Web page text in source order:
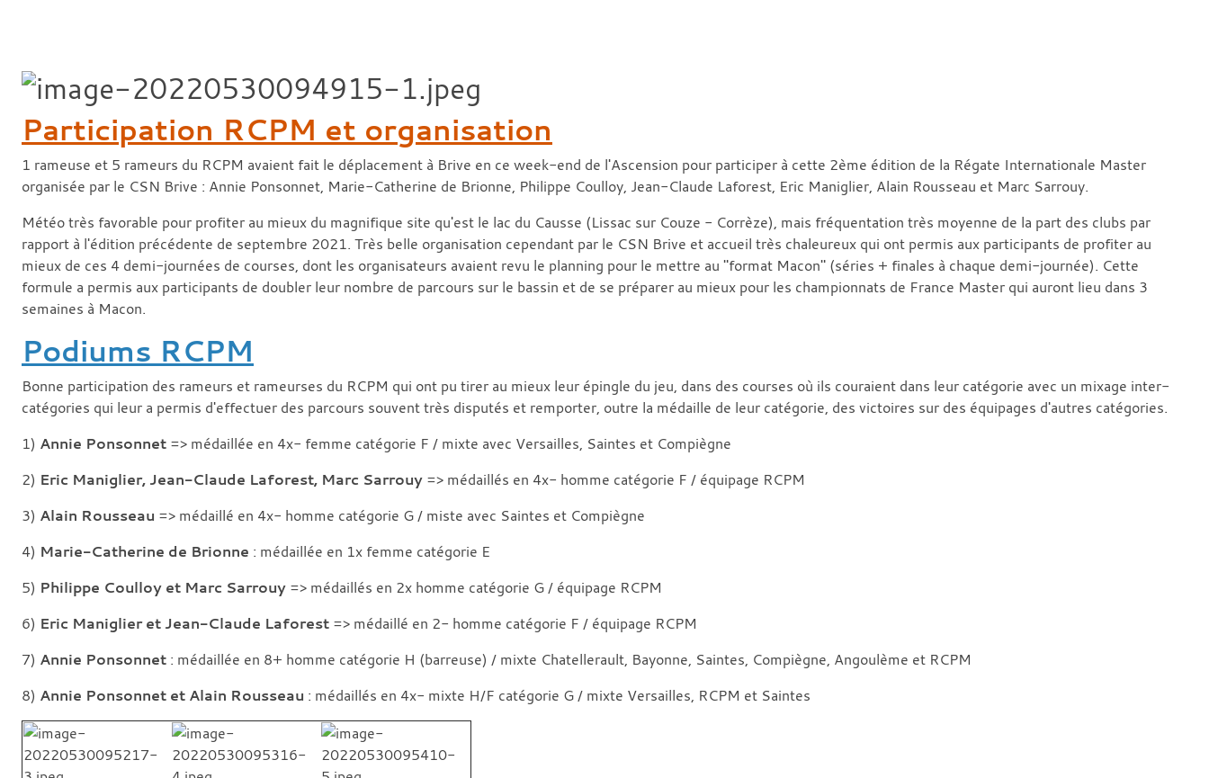
Participation RCPM et organisation
1 rameuse et 5 rameurs du RCPM avaient fait le déplacement à Brive en ce week-end de l'Ascension pour participer à cette 2ème édition de la Régate Internationale Master
organisée par le CSN Brive : Annie Ponsonnet, Marie-Catherine de Brionne, Philippe Coulloy, Jean-Claude Laforest, Eric Maniglier, Alain Rousseau et Marc Sarrouy.
Météo très favorable pour profiter au mieux du magnifique site qu'est le lac du Causse (Lissac sur Couze - Corrèze), mais fréquentation très moyenne de la part des clubs par
rapport à l'édition précédente de septembre 2021. Très belle organisation cependant par le CSN Brive et accueil très chaleureux qui ont permis aux participants de profiter au
mieux de ces 4 demi-journées de courses, dont les organisateurs avaient revu le planning pour le mettre au "format Macon" (séries + finales à chaque demi-journée). Cette
formule a permis aux participants de doubler leur nombre de parcours sur le bassin et de se préparer au mieux pour les championnats de France Master qui auront lieu dans 3
semaines à Macon.
Podiums RCPM
Bonne participation des rameurs et rameurses du RCPM qui ont pu tirer au mieux leur épingle du jeu, dans des courses où ils couraient dans leur catégorie avec un mixage inter-
catégories qui leur a permis d'effectuer des parcours souvent très disputés et remporter, outre la médaille de leur catégorie, des victoires sur des équipages d'autres catégories.
1) Annie Ponsonnet => médaillée en 4x- femme catégorie F / mixte avec Versailles, Saintes et Compiègne
2) Eric Maniglier, Jean-Claude Laforest, Marc Sarrouy => médaillés en 4x- homme catégorie F / équipage RCPM
3) Alain Rousseau => médaillé en 4x- homme catégorie G / miste avec Saintes et Compiègne
4) Marie-Catherine de Brionne : médaillée en 1x femme catégorie E
5) Philippe Coulloy et Marc Sarrouy => médaillés en 2x homme catégorie G / équipage RCPM
6) Eric Maniglier et Jean-Claude Laforest => médaillé en 2- homme catégorie F / équipage RCPM
7) Annie Ponsonnet : médaillée en 8+ homme catégorie H (barreuse) / mixte Chatellerault, Bayonne, Saintes, Compiègne, Angoulème et RCPM
8) Annie Ponsonnet et Alain Rousseau : médaillés en 4x- mixte H/F catégorie G / mixte Versailles, RCPM et Saintes